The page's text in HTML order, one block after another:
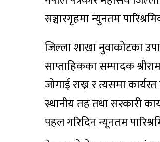
सञ्चारगृहमा न्युनतम
जिल्ला शाखा नुवाकोटका
साप्ताहिकका सम्पादक
जोगाई राख्न र त्यसमा
स्थानीय तह तथा सरकारी
पहल गरिदिन न्यूनतम